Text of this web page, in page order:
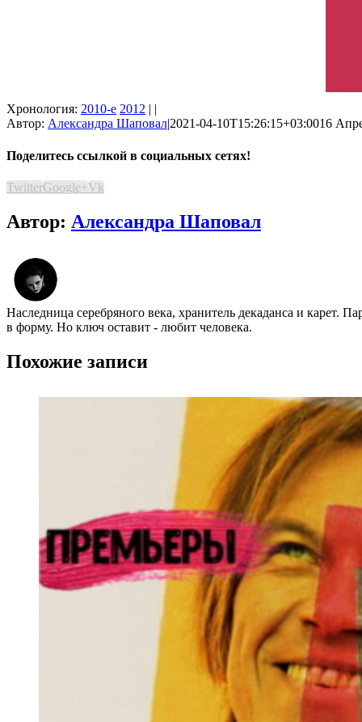
Хронология: 2010-е 2012 | |
Автор: Александра Шаповал|2021-04-10T15:26:15+03:0016
Поделитесь ссылкой в социальных сетях!
TwitterGoogle+Vk
Автор: Александра Шаповал
Наследница серебряного века, хранитель декаданса и карет.
в форму. Но ключ оставит - любит человека.
Похожие записи